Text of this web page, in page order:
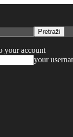
your account
your